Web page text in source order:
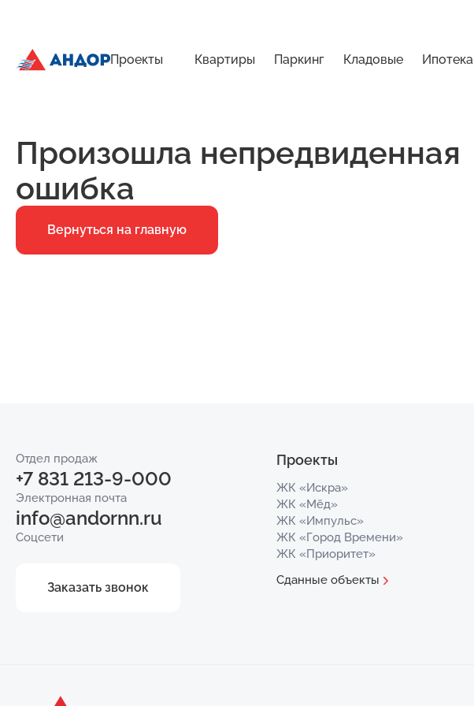
Проекты Квартиры Паркинг Кладовые Ипотека
Произошла непредвиденная
ошибка
Вернуться на главную
Отдел продаж
+7 831 213-9-000
Электронная почта
info@andornn.ru
Соцсети
Заказать звонок
Проекты
ЖК «Искра»
ЖК «Мёд»
ЖК «Импульс»
ЖК «Город Времени»
ЖК «Приоритет»
Сданные объекты